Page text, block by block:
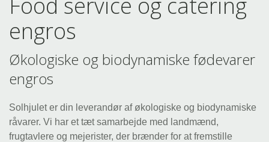
engros
Økologiske og biodynamiske fødevarer
engros
Solhjulet er din leverandør af økologiske og biodynamiske
råvarer. Vi har et tæt samarbejde med landmænd,
frugtavlere og mejerister, der brænder for at fremstille